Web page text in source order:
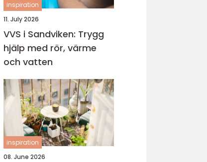
inspiration
11. July 2026
VVS i Sandviken: Trygg
hjälp med rör, värme
och vatten
inspiration
08. June 2026